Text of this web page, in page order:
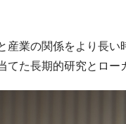
業の関係をより長
た長期的研究とロー